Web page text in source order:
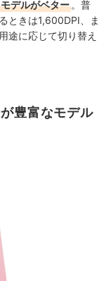
デルがベター 。普
ときは1,600DPI、ま
途に応じて切り替え
豊富なモデル